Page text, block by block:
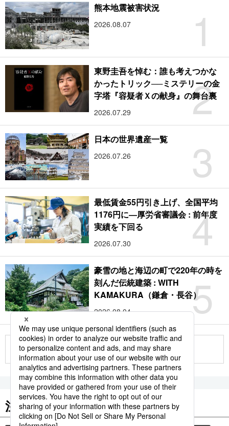
1
熊本地震被害状況
2026.08.07
2
東野圭吾を悼む：誰も考えつかな
かったトリック──ミステリーの金
字塔『容疑者Ｘの献身』の舞台裏
2026.07.29
3
日本の世界遺産一覧
2026.07.26
4
最低賃金55円引き上げ、全国平均
1176円に―厚労省審議会 : 前年度
実績を下回る
2026.07.30
5
豪雪の地と海辺の町で220年の時を
刻んだ伝統建築 : WITH
KAMAKURA（鎌倉・長谷）
2026.08.04
もっと見る
注目のキーワード